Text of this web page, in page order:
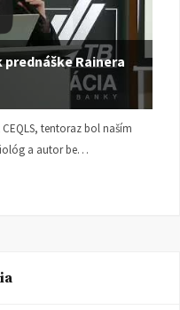
Rainera
tentoraz bol naším
a autor be…